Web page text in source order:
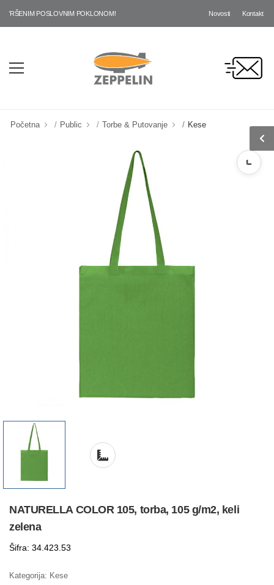
POSLOVNIM POKLONOM! Novosti Kontakt
Početna Public Torbe & Putovanje Kese
NATURELLA COLOR 105, torba, 105 g/m2, keli
zelena
Šifra: 34.423.53
Kategorija: Kese